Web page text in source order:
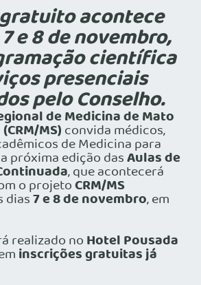
acontece
e 8 de novembro,
científica
presenciais
pelo Conselho.
de Medicina de Mato
MS) convida médicos,
de Medicina para
próxima edição dasAulas de
, que acontecerá
o projetoCRM/MS
dias7 e 8 de novembro, em
realizado no Hotel Pousada
inscrições gratuitas já